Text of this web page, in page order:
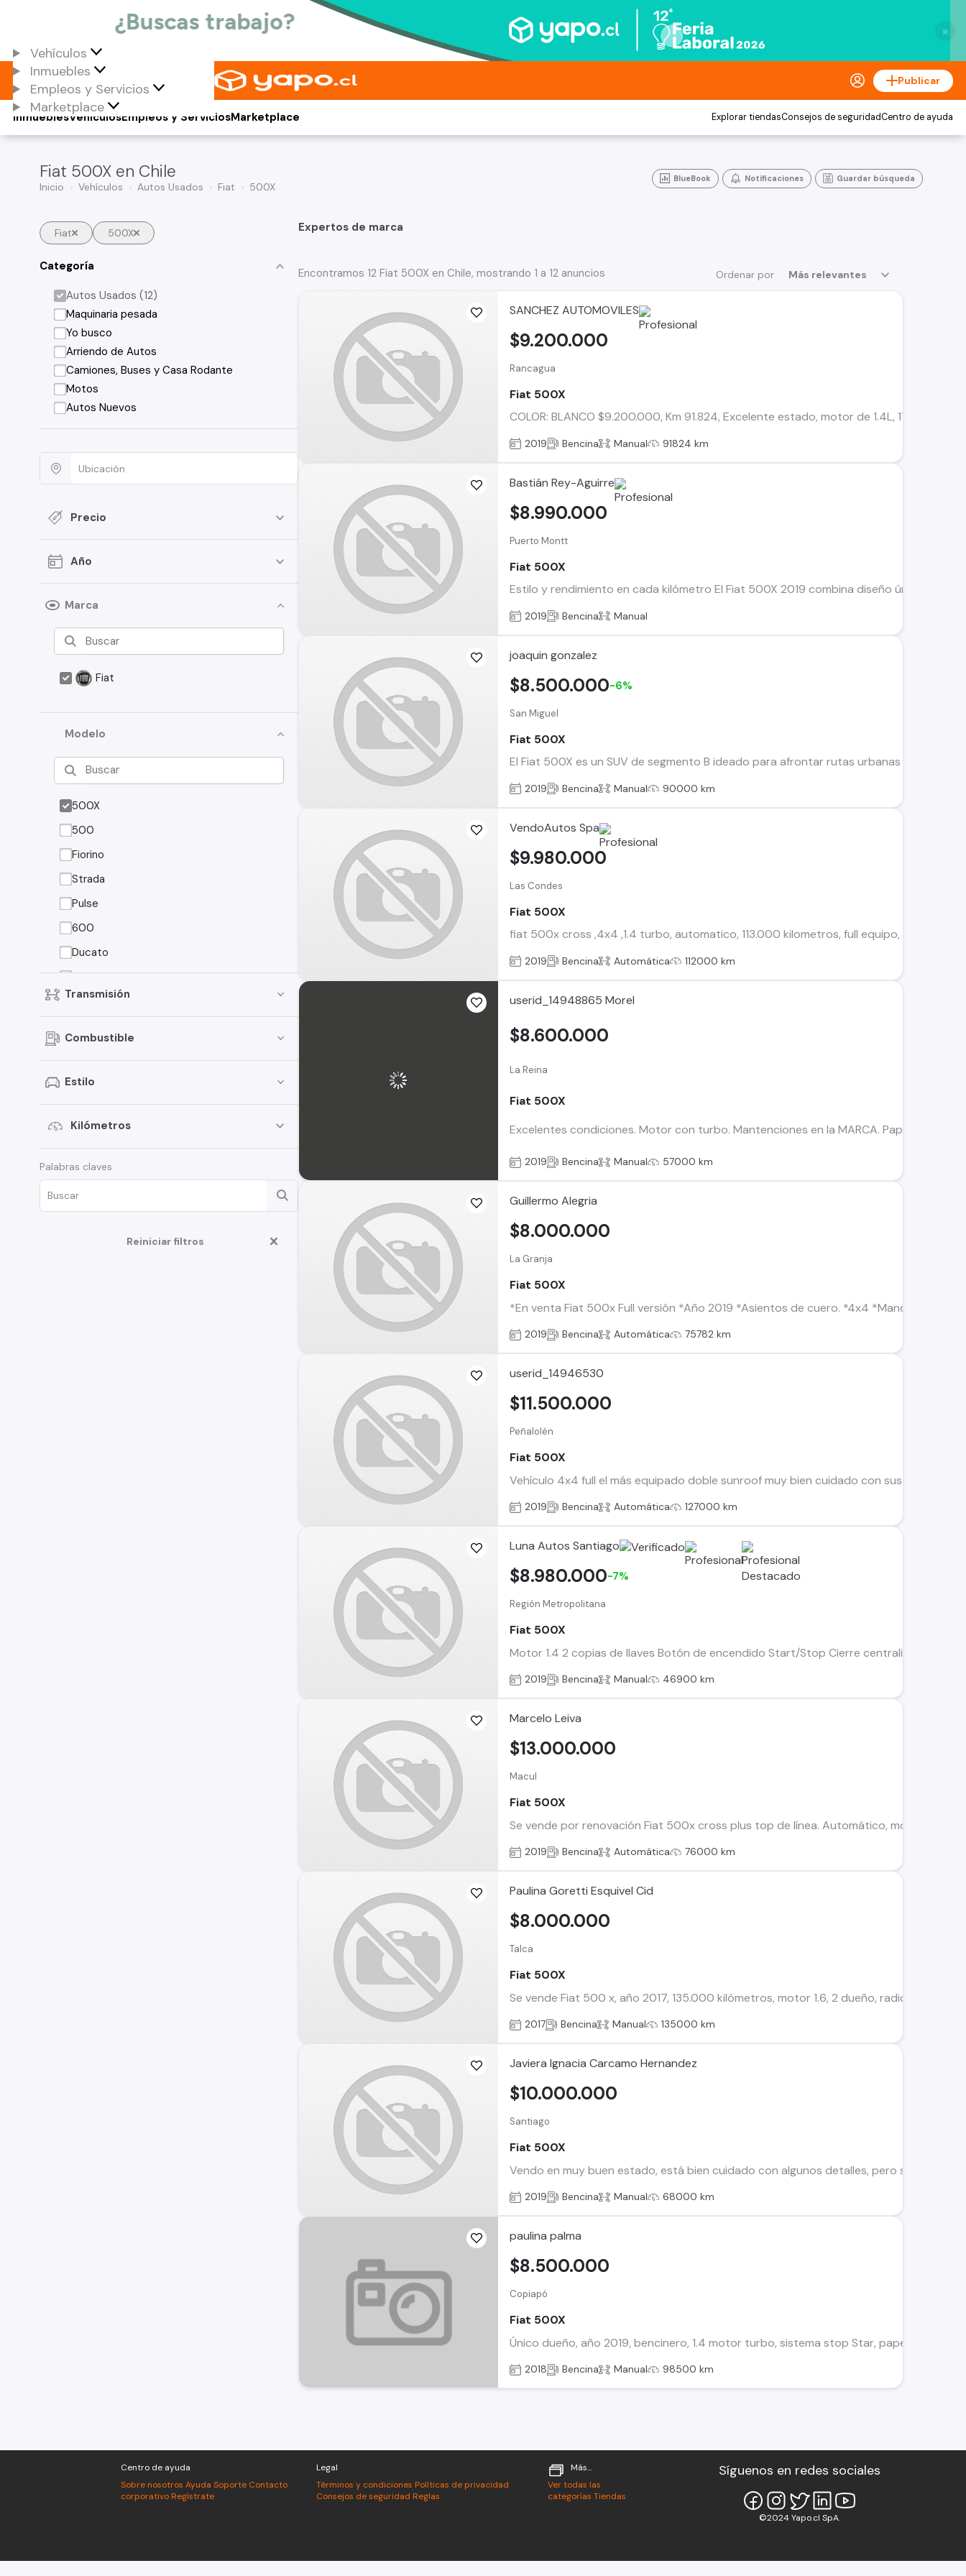
×
Vehículos
Inmuebles
Empleos y Servicios
Marketplace
Publicar
Vehículos
Inmuebles Empleos y ServiciosMarketplace Explorar tiendasConsejos de seguridadCentro de ayuda
Fiat 500X en Chile
Inicio Vehículos Autos Usados Fiat 500X
BlueBook Notificaciones Guardar búsqueda
Fiat 500X
Categoría
Autos Usados (12)
Maquinaria pesada
Yo busco
Arriendo de Autos
Camiones, Buses y Casa Rodante
Motos
Autos Nuevos
Precio
Año
Marca
Fiat
Modelo
500X
500
Fiorino
Strada
Pulse
600
Ducato
500C
125
Palio
Qubo
Uno Way
1400
500L
Transmisión
Combustible
Estilo
Kilómetros
Palabras claves
Reiniciar filtros
Expertos de marca
Ordenar por Más relevantes
Encontramos 12 Fiat 500X en Chile, mostrando 1 a 12 anuncios
SANCHEZ AUTOMOVILES
Rancagua
Fiat 500X
COLOR: BLANCO $9.200.000, Km 91.824, Excelente estado, motor de 1.4L, 170 HP,
$9.200.000
2019 Bencina Manual 91824 km
Bastián Rey-Aguirre
Puerto Montt
Fiat 500X
Estilo y rendimiento en cada kilómetro El Fiat 500X 2019 combina diseño único,
$8.990.000
2019 Bencina Manual
joaquin gonzalez
San Miguel
Fiat 500X
El Fiat 500X es un SUV de segmento B ideado para afrontar rutas urbanas y
$8.500.000-6%
2019 Bencina Manual 90000 km
VendoAutos Spa
Las Condes
Fiat 500X
fiat 500x cross ,4x4 ,1.4 turbo, automatico, 113.000 kilometros, full equipo, techo,
$9.980.000
2019 Bencina Automática 112000 km
userid_14948865 Morel
La Reina
Fiat 500X
Excelentes condiciones. Motor con turbo. Mantenciones en la MARCA. Papeles al
$8.600.000
2019 Bencina Manual 57000 km
Guillermo Alegria
La Granja
Fiat 500X
*En venta Fiat 500x Full versión *Año 2019 *Asientos de cuero. *4x4 *Mandos en el
$8.000.000
2019 Bencina Automática 75782 km
userid_14946530
Peñalolén
Fiat 500X
Vehículo 4x4 full el más equipado doble sunroof muy bien cuidado con sus
$11.500.000
2019 Bencina Automática 127000 km
Luna Autos Santiago
Región Metropolitana
Fiat 500X
Motor 1.4 2 copias de llaves Botón de encendido Start/Stop Cierre centralizado
$8.980.000-7%
2019 Bencina Manual 46900 km
Marcelo Leiva
Macul
Fiat 500X
Se vende por renovación Fiat 500x cross plus top de línea. Automático, modos de
$13.000.000
2019 Bencina Automática 76000 km
Paulina Goretti Esquivel Cid
Talca
Fiat 500X
Se vende Fiat 500 x, año 2017, 135.000 kilómetros, motor 1.6, 2 dueño, radio touch
$8.000.000
2017 Bencina Manual 135000 km
Javiera Ignacia Carcamo Hernandez
Santiago
Fiat 500X
Vendo en muy buen estado, está bien cuidado con algunos detalles, pero solo de
$10.000.000
2019 Bencina Manual 68000 km
paulina palma
Copiapó
Fiat 500X
Único dueño, año 2019, bencinero, 1.4 motor turbo, sistema stop Star, papeles Al
$8.500.000
2018 Bencina Manual 98500 km
Centro de ayuda
Sobre nosotros Ayuda Soporte Contacto
corporativo Regístrate
Legal
Términos y condiciones Políticas de privacidad
Consejos de seguridad Reglas
Más...
Ver todas las
categorías Tiendas
Síguenos en redes sociales
©2024 Yapo.cl SpA.